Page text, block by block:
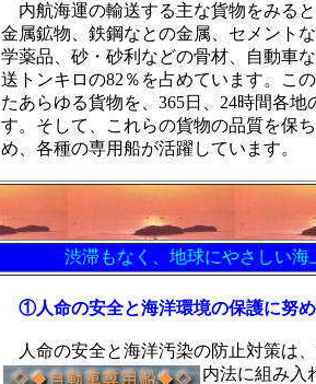
内航海運の輸送する主な貨物をみる
金属鉱物、鉄鋼なとの金属、セメント
学薬品、砂・砂利などの骨材、自動車
送トンキロの82％を占めています。こ
たあらゆる貨物を、365日、24時間各
す。そして、これらの貨物の品質を保
め、各種の専用船が活躍しています。
渋滞もなく、地球にやさしい海
①人命の安全と海洋環境の保護に努め
人命の安全と海洋汚染の防止対策は
内法に組み入